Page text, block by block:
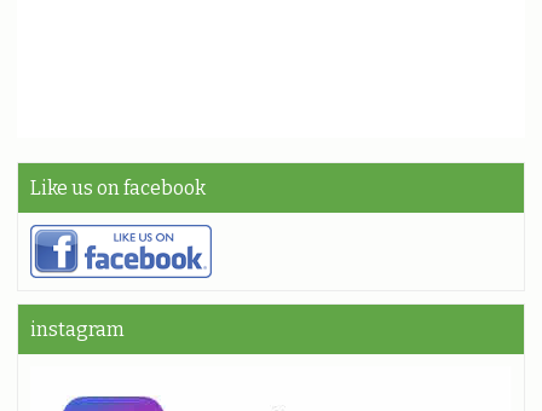
Like us on facebook
instagram